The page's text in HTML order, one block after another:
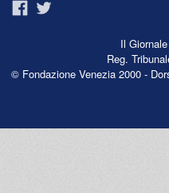
Il
Reg.
© Fondazione Venezia 2000 -